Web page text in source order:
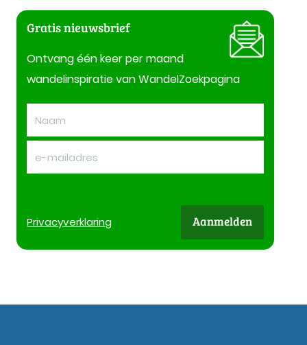
Gratis nieuwsbrief
Ontvang één keer per maand
wandelinspiratie van WandelZoekpagina
Privacyverklaring Aanmelden